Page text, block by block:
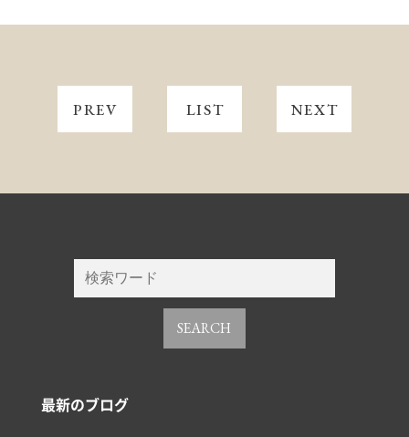
SEARCH
最新のブログ
PREV LIST NEXT